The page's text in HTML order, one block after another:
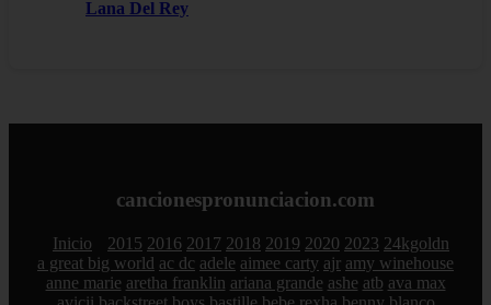
Lana Del Rey
cancionespronunciacion.com
Inicio 2015 2016 2017 2018 2019 2020 2023 24kgoldn
a great big world ac dc adele aimee carty ajr amy winehouse
anne marie aretha franklin ariana grande ashe atb ava max